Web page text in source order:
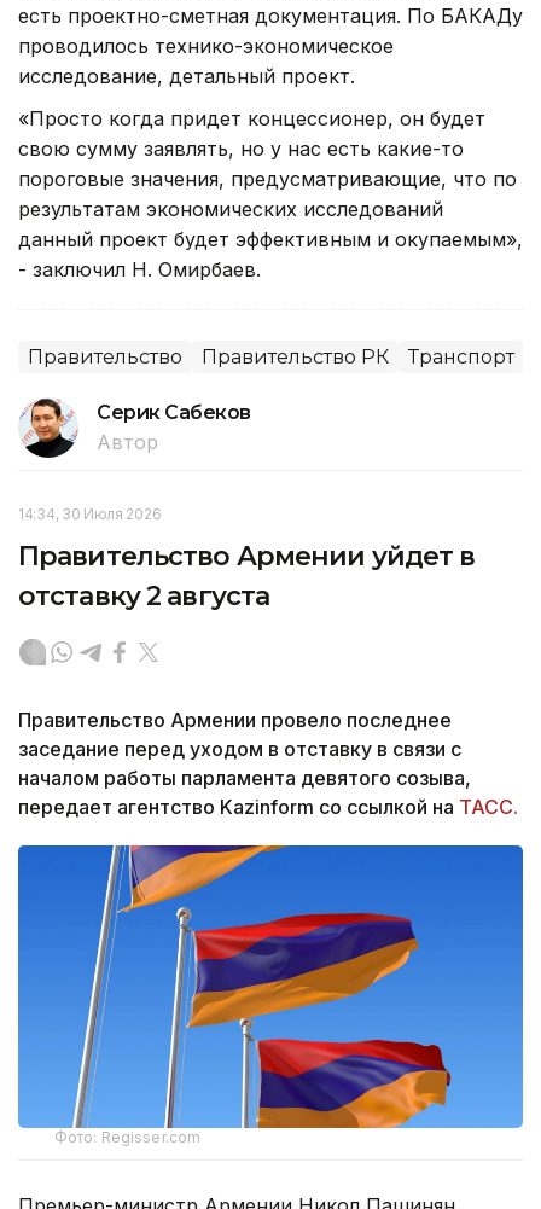
есть проектно-сметная документация. По БАКАДу
проводилось технико-экономическое
исследование, детальный проект.
«Просто когда придет концессионер, он будет
свою сумму заявлять, но у нас есть какие-то
пороговые значения, предусматривающие, что по
результатам экономических исследований
данный проект будет эффективным и окупаемым»,
- заключил Н. Омирбаев.
Правительство Правительство РК Транспорт
Серик Сабеков
Автор
14:34, 30 Июля 2026
Правительство Армении уйдет в
отставку 2 августа
Правительство Армении провело последнее
заседание перед уходом в отставку в связи с
началом работы парламента девятого созыва,
передает агентство Kazinform со ссылкой на ТАСС.
Фото: Regisser.com